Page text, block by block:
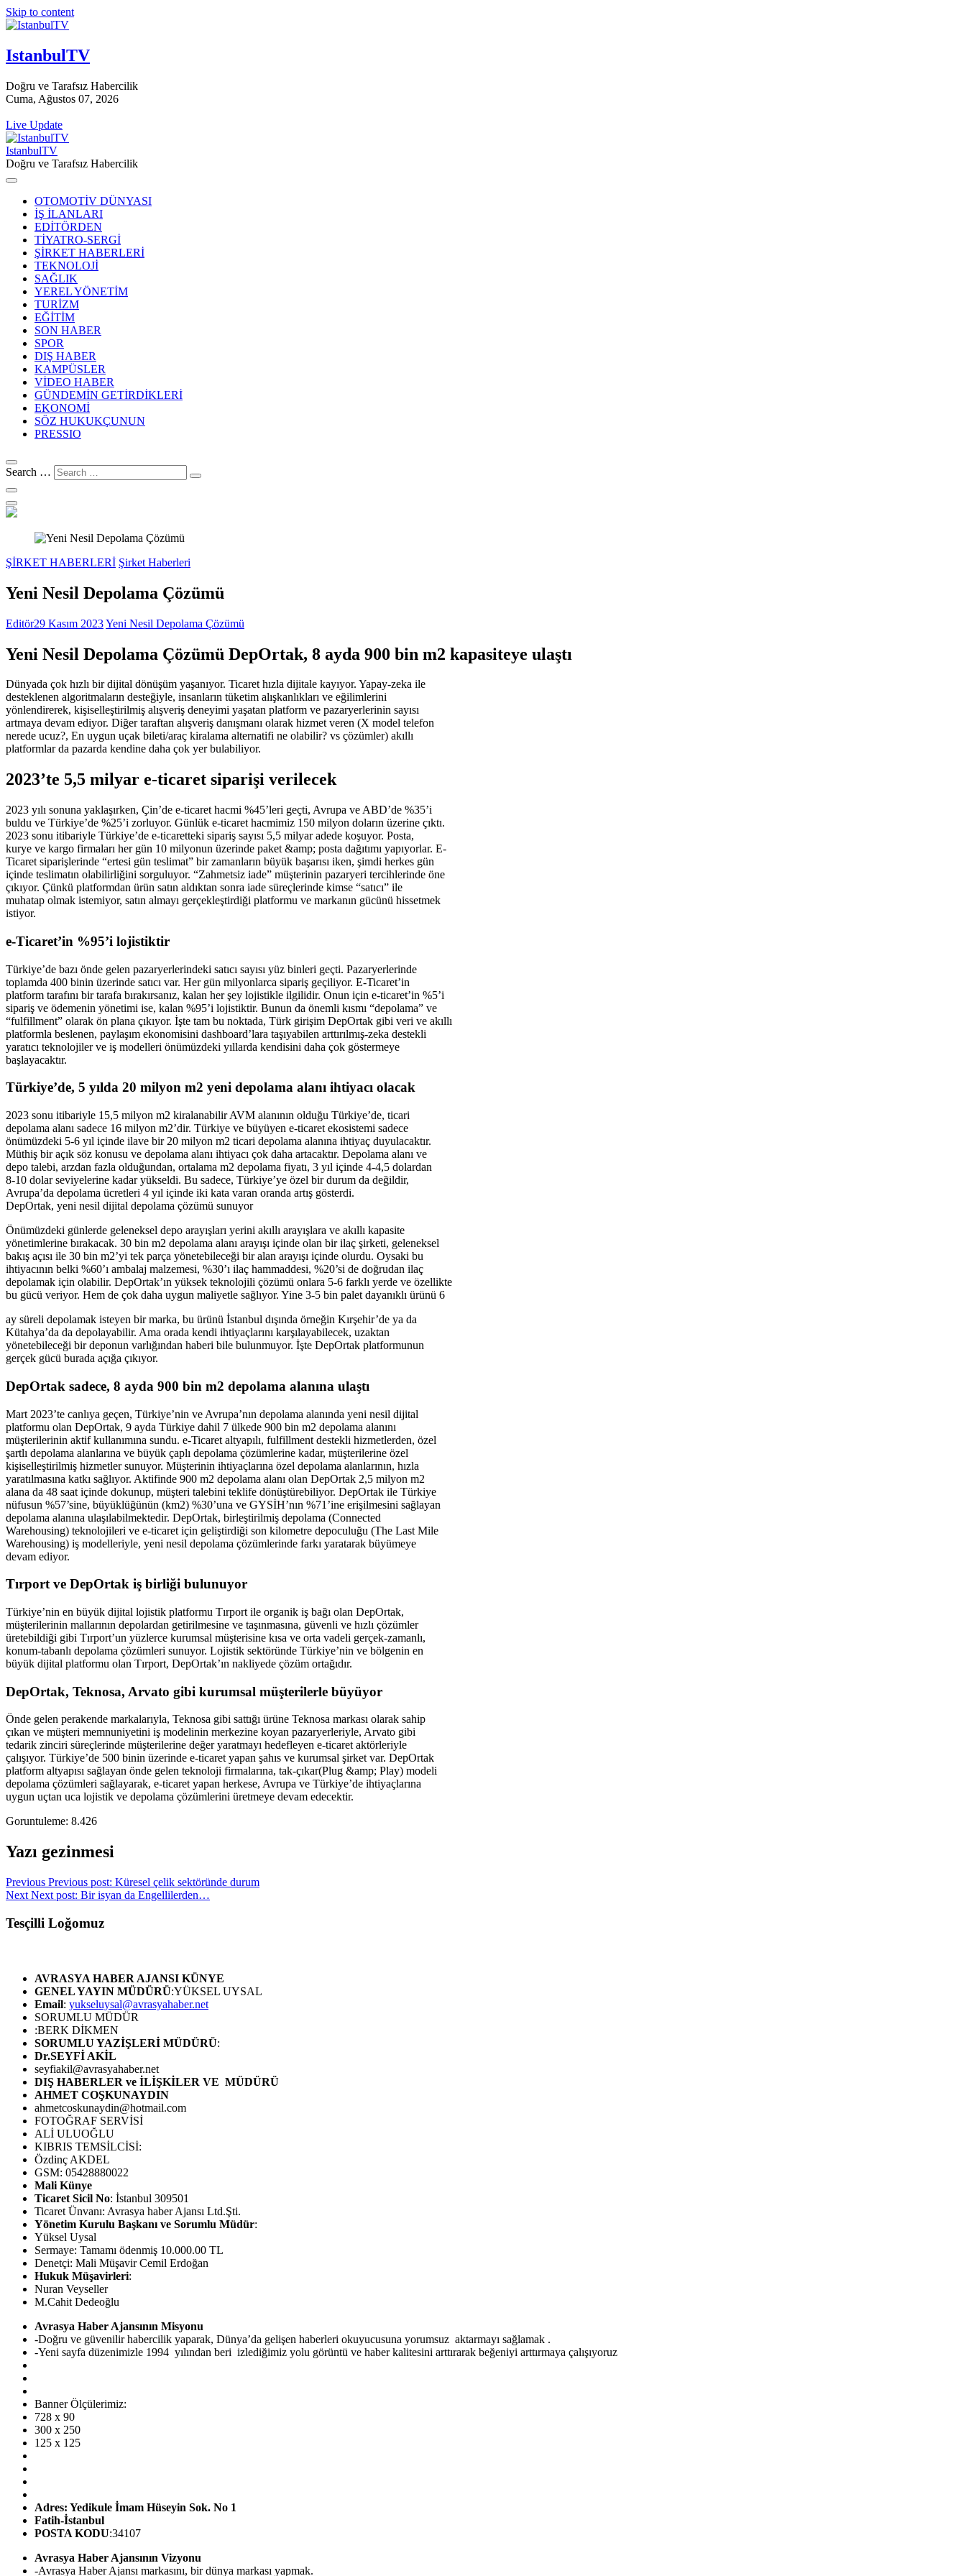
Skip to content
IstanbulTV
Doğru ve Tarafsız Habercilik
Cuma, Ağustos 07, 2026
Live Update
IstanbulTV
Doğru ve Tarafsız Habercilik
OTOMOTİV DÜNYASI
İŞ İLANLARI
EDİTÖRDEN
TİYATRO-SERGİ
ŞİRKET HABERLERİ
TEKNOLOJİ
SAĞLIK
YEREL YÖNETİM
TURİZM
EĞİTİM
SON HABER
SPOR
DIŞ HABER
KAMPÜSLER
VİDEO HABER
GÜNDEMİN GETİRDİKLERİ
EKONOMİ
SÖZ HUKUKÇUNUN
PRESSIO
Search …
ŞİRKET HABERLERİ Şirket Haberleri
Yeni Nesil Depolama Çözümü
Editör29 Kasım 2023Yeni Nesil Depolama Çözümü
Yeni Nesil Depolama Çözümü DepOrtak, 8 ayda 900 bin m2 kapasiteye ulaştı
Dünyada çok hızlı bir dijital dönüşüm yaşanıyor. Ticaret hızla dijitale kayıyor. Yapay-zeka ile
desteklenen algoritmaların desteğiyle, insanların tüketim alışkanlıkları ve eğilimlerini
yönlendirerek, kişiselleştirilmiş alışveriş deneyimi yaşatan platform ve pazaryerlerinin sayısı
artmaya devam ediyor. Diğer taraftan alışveriş danışmanı olarak hizmet veren (X model telefon
nerede ucuz?, En uygun uçak bileti/araç kiralama alternatifi ne olabilir? vs çözümler) akıllı
platformlar da pazarda kendine daha çok yer bulabiliyor.
2023’te 5,5 milyar e-ticaret siparişi verilecek
2023 yılı sonuna yaklaşırken, Çin’de e-ticaret hacmi %45’leri geçti, Avrupa ve ABD’de %35’i
buldu ve Türkiye’de %25’i zorluyor. Günlük e-ticaret hacmimiz 150 milyon doların üzerine çıktı.
2023 sonu itibariyle Türkiye’de e-ticaretteki sipariş sayısı 5,5 milyar adede koşuyor. Posta,
kurye ve kargo firmaları her gün 10 milyonun üzerinde paket &amp; posta dağıtımı yapıyorlar. E-
Ticaret siparişlerinde “ertesi gün teslimat” bir zamanların büyük başarısı iken, şimdi herkes gün
içinde teslimatın olabilirliğini sorguluyor. “Zahmetsiz iade” müşterinin pazaryeri tercihlerinde öne
çıkıyor. Çünkü platformdan ürün satın aldıktan sonra iade süreçlerinde kimse “satıcı” ile
muhatap olmak istemiyor, satın almayı gerçekleştirdiği platformu ve markanın gücünü hissetmek
istiyor.
e-Ticaret’in %95’i lojistiktir
Türkiye’de bazı önde gelen pazaryerlerindeki satıcı sayısı yüz binleri geçti. Pazaryerlerinde
toplamda 400 binin üzerinde satıcı var. Her gün milyonlarca sipariş geçiliyor. E-Ticaret’in
platform tarafını bir tarafa bırakırsanız, kalan her şey lojistikle ilgilidir. Onun için e-ticaret’in %5’i
sipariş ve ödemenin yönetimi ise, kalan %95’i lojistiktir. Bunun da önemli kısmı “depolama” ve
“fulfillment” olarak ön plana çıkıyor. İşte tam bu noktada, Türk girişim DepOrtak gibi veri ve akıllı
platformla beslenen, paylaşım ekonomisini dashboard’lara taşıyabilen arttırılmış-zeka destekli
yaratıcı teknolojiler ve iş modelleri önümüzdeki yıllarda kendisini daha çok göstermeye
başlayacaktır.
Türkiye’de, 5 yılda 20 milyon m2 yeni depolama alanı ihtiyacı olacak
2023 sonu itibariyle 15,5 milyon m2 kiralanabilir AVM alanının olduğu Türkiye’de, ticari
depolama alanı sadece 16 milyon m2’dir. Türkiye ve büyüyen e-ticaret ekosistemi sadece
önümüzdeki 5-6 yıl içinde ilave bir 20 milyon m2 ticari depolama alanına ihtiyaç duyulacaktır.
Müthiş bir açık söz konusu ve depolama alanı ihtiyacı çok daha artacaktır. Depolama alanı ve
depo talebi, arzdan fazla olduğundan, ortalama m2 depolama fiyatı, 3 yıl içinde 4-4,5 dolardan
8-10 dolar seviyelerine kadar yükseldi. Bu sadece, Türkiye’ye özel bir durum da değildir,
Avrupa’da depolama ücretleri 4 yıl içinde iki kata varan oranda artış gösterdi.
DepOrtak, yeni nesil dijital depolama çözümü sunuyor
Önümüzdeki günlerde geleneksel depo arayışları yerini akıllı arayışlara ve akıllı kapasite
yönetimlerine bırakacak. 30 bin m2 depolama alanı arayışı içinde olan bir ilaç şirketi, geleneksel
bakış açısı ile 30 bin m2’yi tek parça yönetebileceği bir alan arayışı içinde olurdu. Oysaki bu
ihtiyacının belki %60’ı ambalaj malzemesi, %30’ı ilaç hammaddesi, %20’si de doğrudan ilaç
depolamak için olabilir. DepOrtak’ın yüksek teknolojili çözümü onlara 5-6 farklı yerde ve özellikte
bu gücü veriyor. Hem de çok daha uygun maliyetle sağlıyor. Yine 3-5 bin palet dayanıklı ürünü 6
ay süreli depolamak isteyen bir marka, bu ürünü İstanbul dışında örneğin Kırşehir’de ya da
Kütahya’da da depolayabilir. Ama orada kendi ihtiyaçlarını karşılayabilecek, uzaktan
yönetebileceği bir deponun varlığından haberi bile bulunmuyor. İşte DepOrtak platformunun
gerçek gücü burada açığa çıkıyor.
DepOrtak sadece, 8 ayda 900 bin m2 depolama alanına ulaştı
Mart 2023’te canlıya geçen, Türkiye’nin ve Avrupa’nın depolama alanında yeni nesil dijital
platformu olan DepOrtak, 9 ayda Türkiye dahil 7 ülkede 900 bin m2 depolama alanını
müşterilerinin aktif kullanımına sundu. e-Ticaret altyapılı, fulfillment destekli hizmetlerden, özel
şartlı depolama alanlarına ve büyük çaplı depolama çözümlerine kadar, müşterilerine özel
kişiselleştirilmiş hizmetler sunuyor. Müşterinin ihtiyaçlarına özel depolama alanlarının, hızla
yaratılmasına katkı sağlıyor. Aktifinde 900 m2 depolama alanı olan DepOrtak 2,5 milyon m2
alana da 48 saat içinde dokunup, müşteri talebini teklife dönüştürebiliyor. DepOrtak ile Türkiye
nüfusun %57’sine, büyüklüğünün (km2) %30’una ve GYSİH’nın %71’ine erişilmesini sağlayan
depolama alanına ulaşılabilmektedir. DepOrtak, birleştirilmiş depolama (Connected
Warehousing) teknolojileri ve e-ticaret için geliştirdiği son kilometre depoculuğu (The Last Mile
Warehousing) iş modelleriyle, yeni nesil depolama çözümlerinde farkı yaratarak büyümeye
devam ediyor.
Tırport ve DepOrtak iş birliği bulunuyor
Türkiye’nin en büyük dijital lojistik platformu Tırport ile organik iş bağı olan DepOrtak,
müşterilerinin mallarının depolardan getirilmesine ve taşınmasına, güvenli ve hızlı çözümler
üretebildiği gibi Tırport’un yüzlerce kurumsal müşterisine kısa ve orta vadeli gerçek-zamanlı,
konum-tabanlı depolama çözümleri sunuyor. Lojistik sektöründe Türkiye’nin ve bölgenin en
büyük dijital platformu olan Tırport, DepOrtak’ın nakliyede çözüm ortağıdır.
DepOrtak, Teknosa, Arvato gibi kurumsal müşterilerle büyüyor
Önde gelen perakende markalarıyla, Teknosa gibi sattığı ürüne Teknosa markası olarak sahip
çıkan ve müşteri memnuniyetini iş modelinin merkezine koyan pazaryerleriyle, Arvato gibi
tedarik zinciri süreçlerinde müşterilerine değer yaratmayı hedefleyen e-ticaret aktörleriyle
çalışıyor. Türkiye’de 500 binin üzerinde e-ticaret yapan şahıs ve kurumsal şirket var. DepOrtak
platform altyapısı sağlayan önde gelen teknoloji firmalarına, tak-çıkar(Plug &amp; Play) modeli
depolama çözümleri sağlayarak, e-ticaret yapan herkese, Avrupa ve Türkiye’de ihtiyaçlarına
uygun uçtan uca lojistik ve depolama çözümlerini üretmeye devam edecektir.
Goruntuleme: 8.426
Yazı gezinmesi
Previous Previous post: Küresel çelik sektöründe durum
Next Next post: Bir isyan da Engellilerden…
Tesçilli Loğomuz
AVRASYA HABER AJANSI KÜNYE
GENEL YAYIN MÜDÜRÜ:YÜKSEL UYSAL
Email: yukseluysal@avrasyahaber.net
SORUMLU MÜDÜR
:BERK DİKMEN
SORUMLU YAZİŞLERİ MÜDÜRÜ:
Dr.SEYFİ AKİL
seyfiakil@avrasyahaber.net
DIŞ HABERLER ve İLİŞKİLER VE MÜDÜRÜ
AHMET COŞKUNAYDIN
ahmetcoskunaydin@hotmail.com
FOTOĞRAF SERVİSİ
ALİ ULUOĞLU
KIBRIS TEMSİLCİSİ:
Özdinç AKDEL
GSM: 05428880022
Mali Künye
Ticaret Sicil No: İstanbul 309501
Ticaret Ünvanı: Avrasya haber Ajansı Ltd.Şti.
Yönetim Kurulu Başkanı ve Sorumlu Müdür:
Yüksel Uysal
Sermaye: Tamamı ödenmiş 10.000.00 TL
Denetçi: Mali Müşavir Cemil Erdoğan
Hukuk Müşavirleri:
Nuran Veyseller
M.Cahit Dedeoğlu
Avrasya Haber Ajansının Misyonu
-Doğru ve güvenilir habercilik yaparak, Dünya’da gelişen haberleri okuyucusuna yorumsuz aktarmayı sağlamak .
-Yeni sayfa düzenimizle 1994 yılından beri izlediğimiz yolu görüntü ve haber kalitesini arttırarak beğeniyi arttırmaya çalışıyoruz
Banner Ölçülerimiz:
728 x 90
300 x 250
125 x 125
Adres: Yedikule İmam Hüseyin Sok. No 1
Fatih-İstanbul
POSTA KODU:34107
Avrasya Haber Ajansının Vizyonu
-Avrasya Haber Ajansı markasını, bir dünya markası yapmak.